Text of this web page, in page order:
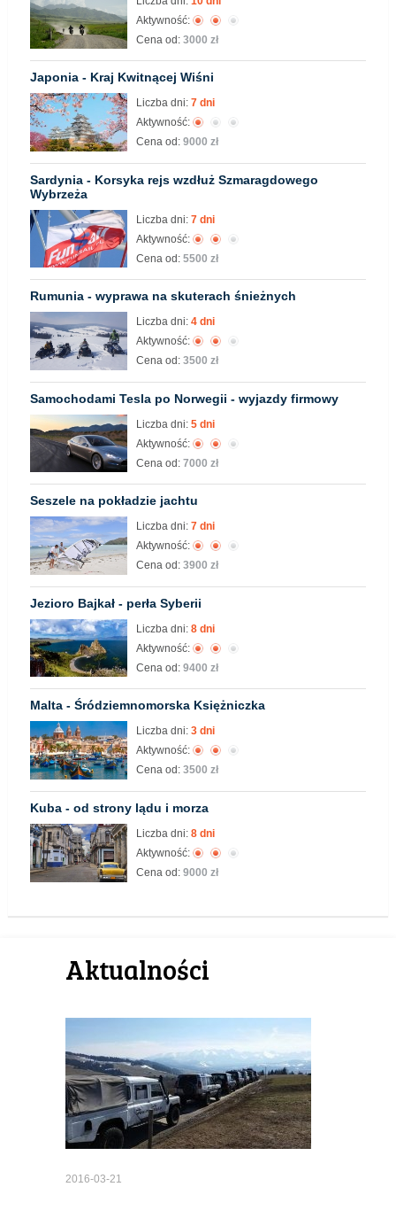
Aktywność:
Cena od: 3000 zł
Japonia - Kraj Kwitnącej Wiśni
Liczba dni: 7 dni
Aktywność:
Cena od: 9000 zł
Sardynia - Korsyka rejs wzdłuż Szmaragdowego
Wybrzeża
Liczba dni: 7 dni
Aktywność:
Cena od: 5500 zł
Rumunia - wyprawa na skuterach śnieżnych
Liczba dni: 4 dni
Aktywność:
Cena od: 3500 zł
Samochodami Tesla po Norwegii - wyjazdy firmowy
Liczba dni: 5 dni
Aktywność:
Cena od: 7000 zł
Seszele na pokładzie jachtu
Liczba dni: 7 dni
Aktywność:
Cena od: 3900 zł
Jezioro Bajkał - perła Syberii
Liczba dni: 8 dni
Aktywność:
Cena od: 9400 zł
Malta - Śródziemnomorska Księżniczka
Liczba dni: 3 dni
Aktywność:
Cena od: 3500 zł
Kuba - od strony lądu i morza
Liczba dni: 8 dni
Aktywność:
Cena od: 9000 zł
Aktualności
2016-03-21